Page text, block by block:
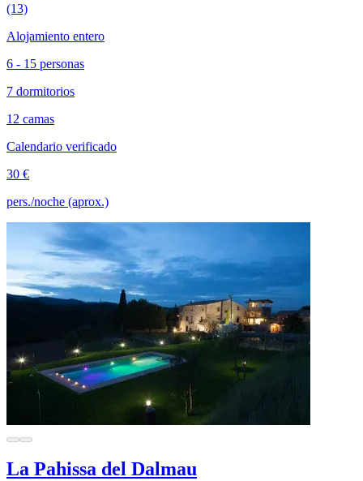
(13)
Alojamiento entero
6 - 15 personas
7 dormitorios
12 camas
Calendario verificado
30 €
pers./noche (aprox.)
La Pahissa del Dalmau